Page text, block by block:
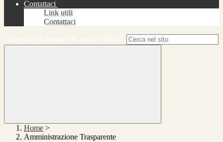
Contattaci
Link utili
Contattaci
Home >
Amministrazione Trasparente